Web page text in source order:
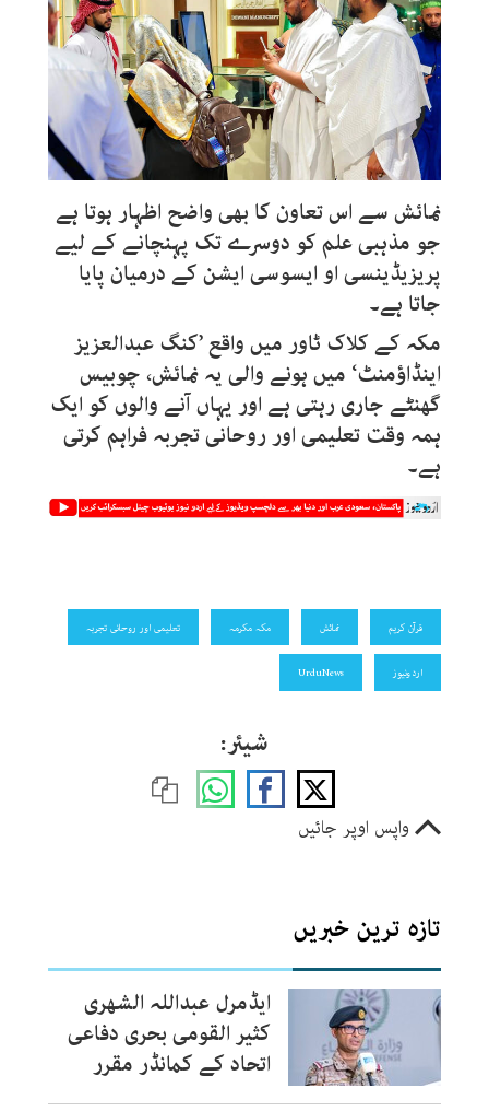
نمائش سے اس تعاون کا بھی واضح اظہار ہوتا ہے
جو مذہبی علم کو دوسرے تک پہنچانے کے لیے
پریزیڈینسی او ایسوسی ایشن کے درمیان پایا
جاتا ہے۔
مکہ کے کلاک ٹاور میں واقع ’کنگ عبدالعزیز
اینڈاؤمنٹ‘ میں ہونے والی یہ نمائش، چوبیس
گھنٹے جاری رہتی ہے اور یہاں آنے والوں کو ایک
ہمہ وقت تعلیمی اور روحانی تجربہ فراہم کرتی
ہے۔
قرآن کریم نمائش مکہ مکرمہ تعلیمی اور روحانی تجربہ
اردونیوز UrduNews
شیئر:
واپس اوپر جائیں
تازہ ترین خبریں
ایڈمرل عبداللہ الشھری
کثیر القومی بحری دفاعی
اتحاد کے کمانڈر مقرر